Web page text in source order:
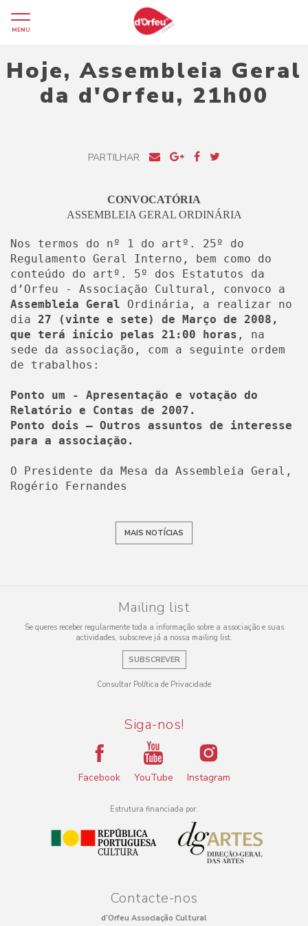
MENU
Hoje, Assembleia Geral
da d'Orfeu, 21h00
PARTILHAR
CONVOCATÓRIA
ASSEMBLEIA GERAL ORDINÁRIA
Nos termos do nº 1 do artº. 25º do
Regulamento Geral Interno, bem como do
conteúdo do artº. 5º dos Estatutos da
d’Orfeu - Associação Cultural, convoco a
Assembleia Geral Ordinária, a realizar no
dia 27 (vinte e sete) de Março de 2008,
que terá início pelas 21:00 horas , na
sede da associação, com a seguinte ordem
de trabalhos:
Ponto um - Apresentação e votação do
Relatório e Contas de 2007.
Ponto dois – Outros assuntos de interesse
para a associação.
O Presidente da Mesa da Assembleia Geral,
Rogério Fernandes
MAIS NOTÍCIAS
Mailing list
Se queres receber regularmente toda a informação sobre a associação e suas
actividades, subscreve já a nossa mailing list.
SUBSCREVER
Consultar Política de Privacidade
Siga-nos!
Facebook YouTube Instagram
Estrutura financiada por:
Contacte-nos
d’Orfeu Associação Cultural